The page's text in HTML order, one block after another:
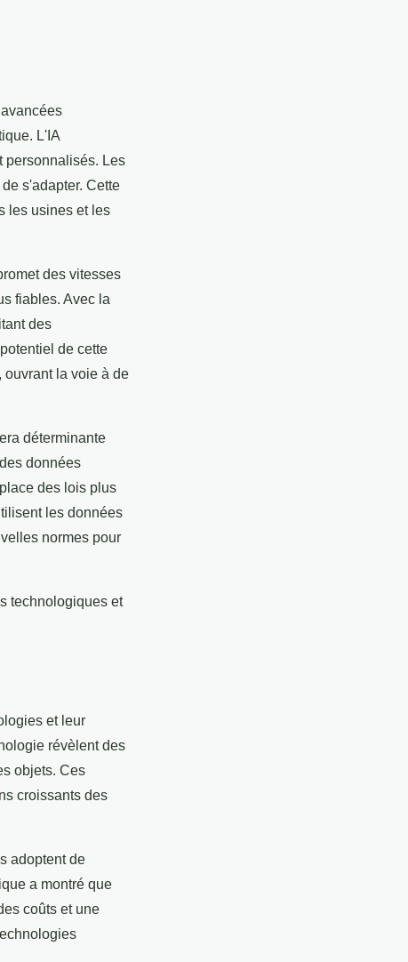
L'IA
personnalisés. Les
s'adapter. Cette
les usines et les
des vitesses
fiables. Avec la
des
de cette
ouvrant la voie à de
déterminante
données
des lois plus
les données
normes pour
technologiques et
et leur
révèlent des
objets. Ces
croissants des
adoptent de
a montré que
coûts et une